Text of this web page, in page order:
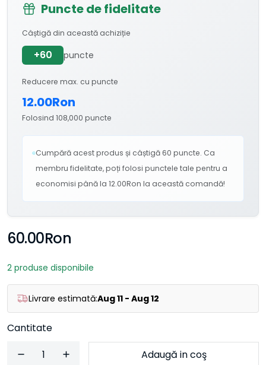
Puncte de fidelitate
Câștigă din această achiziție
+60 puncte
Reducere max. cu puncte
12.00Ron
Folosind 108,000 puncte
Cumpără acest produs și câștigă 60 puncte. Ca
membru fidelitate, poți folosi punctele tale pentru a
economisi până la 12.00Ron la această comandă!
60.00Ron
2 produse disponibile
Livrare estimată:Aug 11 - Aug 12
Cantitate
Adaugă in coş